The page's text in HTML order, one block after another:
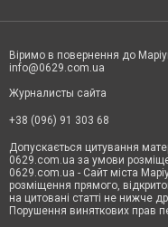
Віримо в повернення до
info@0629.com.ua
Журналисты сайта
+38 (096) 91 303 68
Допускається цитування
0629.com.ua за умови
0629.com.ua - Сайт міста
розміщення прямого,
на цитовані статті не нижче
Порушення виняткових прав